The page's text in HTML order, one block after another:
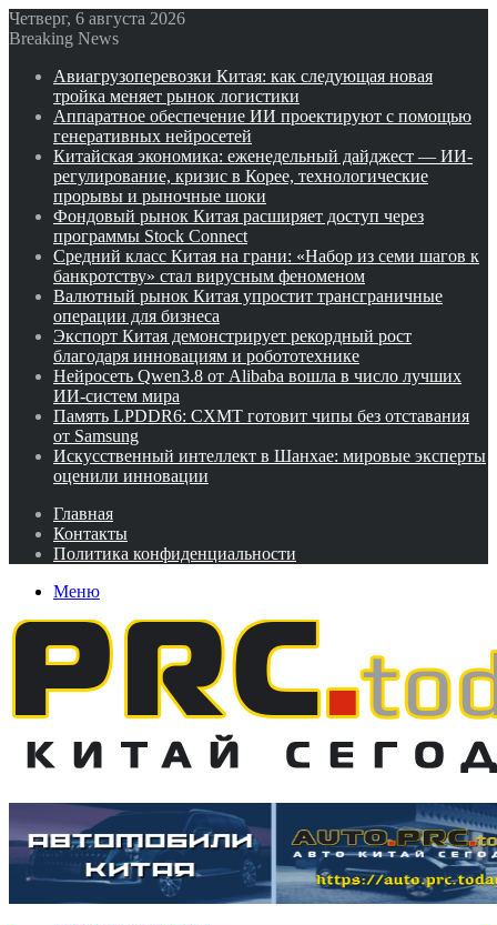
Четверг, 6 августа 2026
Breaking News
Авиагрузоперевозки Китая: как следующая новая
тройка меняет рынок логистики
Аппаратное обеспечение ИИ проектируют с помощью
генеративных нейросетей
Китайская экономика: еженедельный дайджест — ИИ-
регулирование, кризис в Корее, технологические
прорывы и рыночные шоки
Фондовый рынок Китая расширяет доступ через
программы Stock Connect
Средний класс Китая на грани: «Набор из семи шагов к
банкротству» стал вирусным феноменом
Валютный рынок Китая упростит трансграничные
операции для бизнеса
Экспорт Китая демонстрирует рекордный рост
благодаря инновациям и робототехнике
Нейросеть Qwen3.8 от Alibaba вошла в число лучших
ИИ-систем мира
Память LPDDR6: CXMT готовит чипы без отставания
от Samsung
Искусственный интеллект в Шанхае: мировые эксперты
оценили инновации
Главная
Контакты
Политика конфиденциальности
Меню